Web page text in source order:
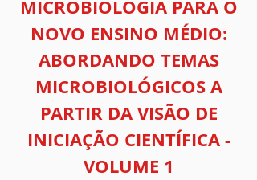
MICROBIOLOGIA PARA O
NOVO ENSINO MÉDIO:
ABORDANDO TEMAS
MICROBIOLÓGICOS A
PARTIR DA VISÃO DE
INICIAÇÃO CIENTÍFICA -
VOLUME 1